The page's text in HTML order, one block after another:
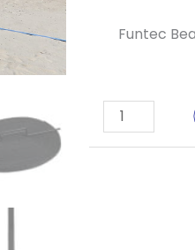
Funtec
Set